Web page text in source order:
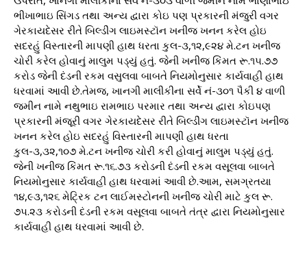
ભીખાભાઇ સિંગડ તથા અન્ય દ્વારા કોઇ પણ પ્રકારની મંજુરી વગર
ગેરકાયદેસર રીતે બિલ્ડીંગ લાઇમસ્ટૉન ખનીજ ખનન કરેલ હોઇ
સદરહું વિસ્તારની માપણી હાથ ધરતા કુલ-૩,૧૨,૯૨૪ મે.ટન ખનીજ
ચોરી કરેલ હોવાનું માલુમ પડ્યું હતું. જેની ખનીજ કિંમત રૂ.૧૫.૭૭
કરોડ જેની દંડની રકમ વસુલવા બાબતે નિયમોનુસાર કાર્યવાહી હાથ
ધરવામાં આવી છે.તેમજ, ખાનગી માલીકીના સર્વે નં-૩૦૧ પૈકી ૪ વાળી
જમીન નામે નથુભાઇ રામભાઇ પરમાર તથા અન્ય દ્વારા કોઇપણ
પ્રકારની મંજૂરી વગર ગેરકાયદેસર રીતે બિલ્ડીંગ લાઇમસ્ટૉન ખનીજ
ખનન કરેલ હોઇ સદરહું વિસ્તારની માપણી હાથ ધરતા
કુલ-૩,૩૨,૧૦૭ મે.ટન ખનીજ ચોરી કરી હોવાનું માલુમ પડ્યું હતું.
જેની ખનીજ કિંમત રૂ.૧૬.૭૩ કરોડની દંડની રકમ વસૂલવા બાબતે
નિયમોનુસાર કાર્યવાહી હાથ ધરવામાં આવી છે.આમ, સમગ્રતયા
૧૪,૯૩,૧૨૬ મેટ્રિક ટન લાઈમસ્ટોનની ખનીજ ચોરી માટે કુલ રૂ.
૭૫.૨૩ કરોડની દંડની રકમ વસૂલવા બાબતે તંત્ર દ્વારા નિયમોનુસાર
કાર્યવાહી હાથ ધરવામાં આવી છે.